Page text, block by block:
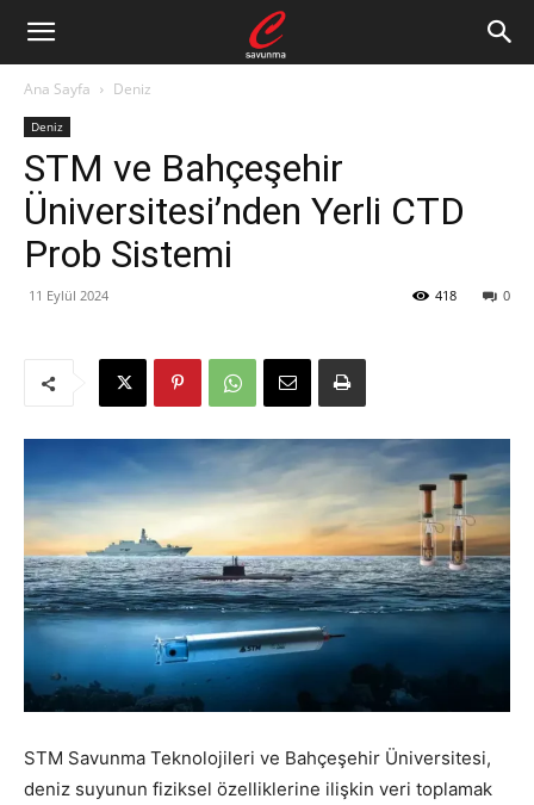
Ana Sayfa Deniz
Deniz
STM ve Bahçeşehir
Üniversitesi’nden Yerli CTD
Prob Sistemi
11 Eylül 2024 0
418
STM Savunma Teknolojileri ve Bahçeşehir Üniversitesi,
deniz suyunun fiziksel özelliklerine ilişkin veri toplamak